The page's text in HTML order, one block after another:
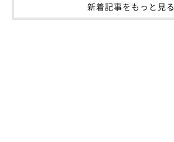
新着記事をもっと見る